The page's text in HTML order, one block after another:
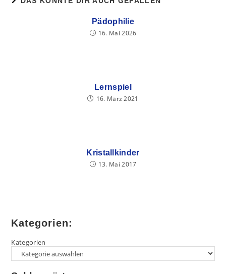
Pädophilie
16. Mai 2026
Lernspiel
16. März 2021
Kristallkinder
13. Mai 2017
Kategorien:
Kategorien